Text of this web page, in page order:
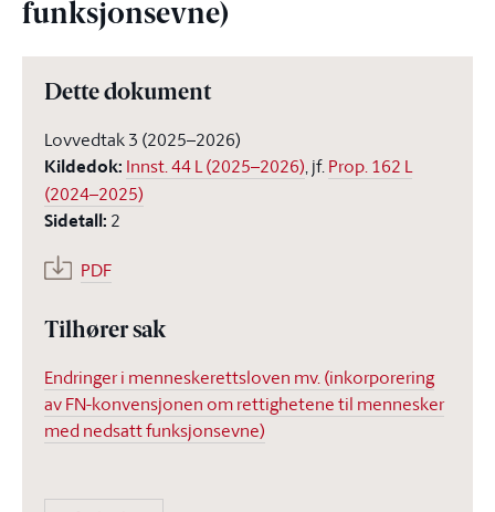
funksjonsevne)
Dette dokument
Lovvedtak 3 (2025–2026)
Kildedok: Innst. 44 L (2025–2026), jf.Prop. 162 L
(2024–2025)
Sidetall: 2
PDF
Tilhører sak
Endringer i menneskerettsloven mv. (inkorporering
av FN-konvensjonen om rettighetene til mennesker
med nedsatt funksjonsevne)